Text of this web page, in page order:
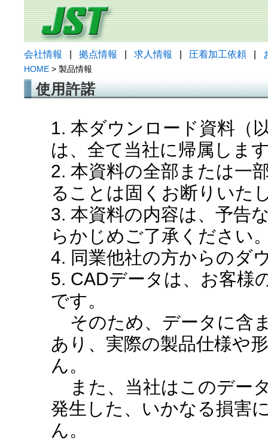
会社情報 拠点情報 求人情報 圧着加工依頼
HOME > 製品情報
使用許諾
1. 本ダウンロード資料（
は、全て当社に帰属しま
2. 本資料の全部または一
ることは固くお断りいた
3. 本資料の内容は、予告
らかじめご了承ください
4. 同業他社の方からのダ
5. CADデータは、お客様
です。
そのため、データに含
あり、実際の製品仕様や
ん。
また、当社はこのデー
発生した、いかなる損害
ん。